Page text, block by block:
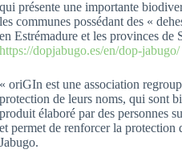
qui présente une importante
les communes possédant des «
en Estrémadure et les provinces
https://dopjabugo.es/en/dop-jabugo/
« oriGIn est une association
protection de leurs noms, qui sont
produit élaboré par des personnes
et permet de renforcer la
Jabugo.